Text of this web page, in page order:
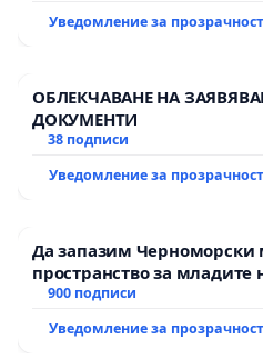
Уведомление за прозрачност
ОБЛЕКЧАВАНЕ НА
ДОКУМЕНТИ
38 подписи
Уведомление за прозрачност
Да запазим Черноморски
пространство за младите
900 подписи
Уведомление за прозрачност